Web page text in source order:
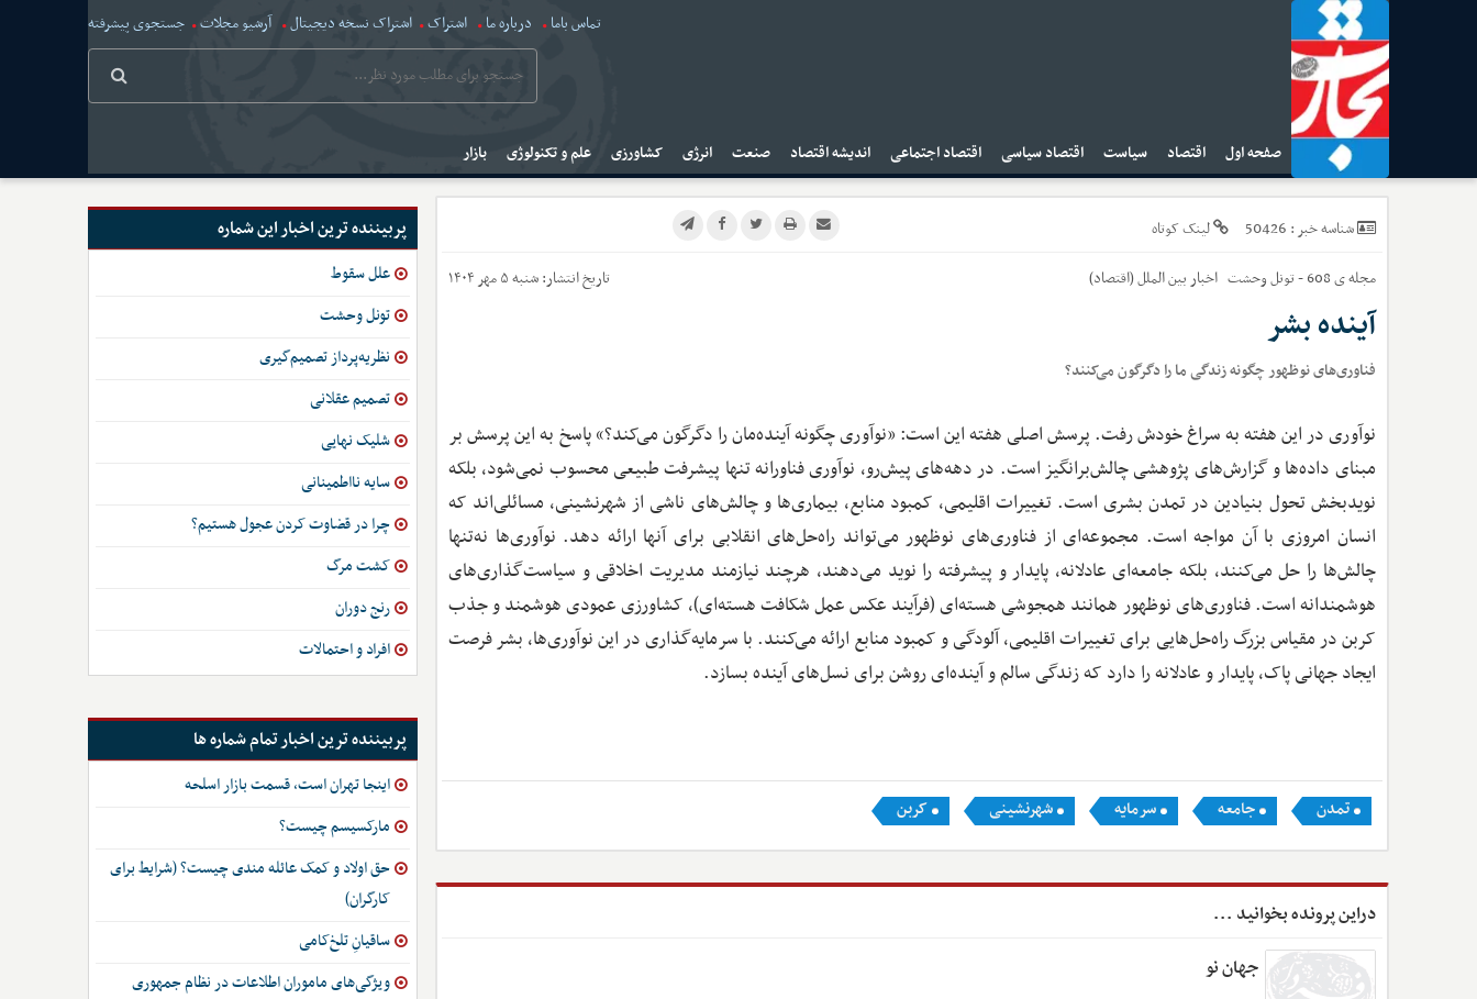
تماس باما درباره ما اشتراک اشتراک نسخه دیجیتال آرشیو مجلات جستجوی پیشرفته
صفحه اول اقتصاد سیاست اقتصاد سیاسی اقتصاد اجتماعی اندیشه اقتصاد صنعت انرژی کشاورزی علم و تکنولوژی بازار
شناسه خبر : 50426
لینک کوتاه
مجله ی 608 - تونل وحشت
اخباربین الملل (اقتصاد) تاریخ انتشار:شنبه ۵ مهر ۱۴۰۴
آینده بشر
فناوری‌های نوظهور چگونه زندگی ما را دگرگون می‌کنند؟
نوآوری در این هفته به سراغ خودش رفت. پرسش اصلی هفته این است: «نوآوری چگونه آینده‌مان را دگرگون می‌کند؟» پاسخ به این پرسش بر
مبنای داده‌ها و گزارش‌های پژوهشی چالش‌‎‌برانگیز است. در دهه‌های پیش‌رو، نوآوری فناورانه تنها پیشرفت طبیعی محسوب نمی‌شود، بلکه
نویدبخش تحول بنیادین در تمدن بشری است. تغییرات اقلیمی، کمبود منابع، بیماری‌ها و چالش‌های ناشی از شهرنشینی، مسائلی‌اند که
انسان امروزی با آن‌ مواجه است. مجموعه‌ای از فناوری‌های نوظهور می‌تواند راه‌حل‌های انقلابی برای آنها ارائه دهد. نوآوری‌ها نه‌تنها
چالش‌ها را حل می‌کنند، بلکه جامعه‌ای عادلانه‌، پایدار و پیشرفته‌ را نوید می‌دهند، هرچند نیازمند مدیریت اخلاقی و سیاست‌گذاری‌های
هوشمندانه است. فناوری‌های نوظهور همانند همجوشی هسته‌ای (فرآیند عکس عمل شکافت هسته‌ای)، کشاورزی عمودی هوشمند و جذب
کربن در مقیاس بزرگ راه‌حل‌هایی برای تغییرات اقلیمی، آلودگی و کمبود منابع ارائه می‌کنند. با سرمایه‌گذاری در این نوآوری‌ها، بشر فرصت
ایجاد جهانی پاک‌، پایدار و عادلانه‌ را دارد که زندگی سالم و آینده‌ای روشن‌ برای نسل‌های آینده بسازد.
تمدن جامعه سرمایه شهرنشینی کربن
دراین پرونده بخوانید ...
جهان نو
پربیننده ترین اخبار این شماره
علل سقوط
تونل وحشت
نظریه‌پرداز تصمیم‌گیری
تصمیم عقلانی
شلیک نهایی
سایه نااطمینانی
چرا در قضاوت کردن عجول هستیم؟
کشت مرگ
رنج دوران
افراد و احتمالات
پربیننده ترین اخبار تمام شماره ها
اینجا تهران است، قسمت بازار اسلحه
مارکسیسم چیست؟
حق اولاد و کمک عائله مندی چیست؟ (شرایط برای
کارگران)
ساقیانِ تلخ‌کامی
ویژگی‌های ماموران اطلاعات در نظام جمهوری